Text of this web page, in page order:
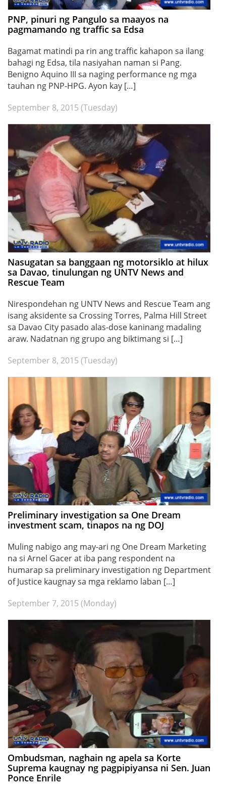
PNP, pinuri ng Pangulo sa maayos na
pagmamando ng traffic sa Edsa
Bagamat matindi pa rin ang traffic kahapon sa ilang
bahagi ng Edsa, tila nasiyahan naman si Pang.
Benigno Aquino III sa naging performance ng mga
tauhan ng PNP-HPG. Ayon kay […]
September 8, 2015 (Tuesday)
Nasugatan sa banggaan ng motorsiklo at hilux
sa Davao, tinulungan ng UNTV News and
Rescue Team
Nirespondehan ng UNTV News and Rescue Team ang
isang aksidente sa Crossing Torres, Palma Hill Street
sa Davao City pasado alas-dose kaninang madaling
araw. Nadatnan ng grupo ang biktimang si […]
September 8, 2015 (Tuesday)
Preliminary investigation sa One Dream
investment scam, tinapos na ng DOJ
Muling nabigo ang may-ari ng One Dream Marketing
na si Arnel Gacer at iba pang respondent na
humarap sa preliminary investigation ng Department
of Justice kaugnay sa mga reklamo laban […]
September 7, 2015 (Monday)
Ombudsman, naghain ng apela sa Korte
Suprema kaugnay ng pagpipiyansa ni Sen. Juan
Ponce Enrile